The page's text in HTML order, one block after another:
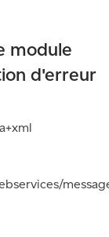
module
d'erreur